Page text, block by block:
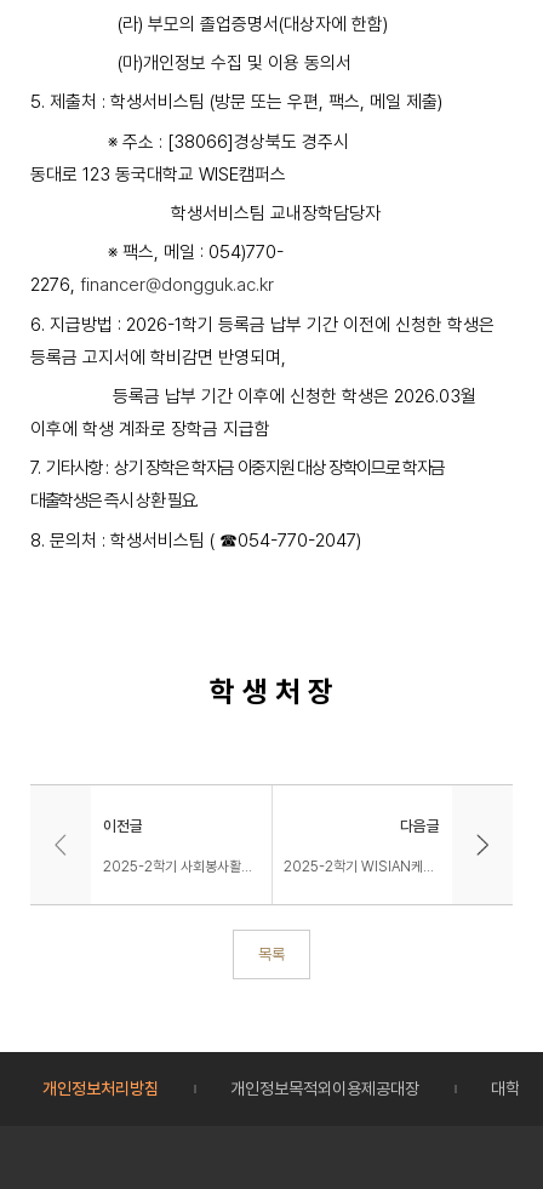
(라) 부모의 졸업증명서(대상자에 한함)
(마)개인정보 수집 및 이용 동의서
5. 제출처 : 학생서비스팀 (방문 또는 우편, 팩스, 메일 제출)
※ 주소 : [38066]경상북도 경주시
동대로 123 동국대학교 WISE캠퍼스
학생서비스팀 교내장학담당자
※ 팩스, 메일 : 054)770-
2276, financer@dongguk.ac.kr
6. 지급방법 : 2026-1학기 등록금 납부 기간 이전에 신청한 학생은
등록금 고지서에 학비감면 반영되며,
등록금 납부 기간 이후에 신청한 학생은 2026.03월
이후에 학생 계좌로 장학금 지급함
7. 기타사항:상기 장학은 학자금 이중지원 대상 장학이므로 학자금
대출학생은 즉시 상환 필요.
8. 문의처 : 학생서비스팀 ( ☎054-770-2047)
학 생 처 장
이전글
2025-2학기 사회봉사활동 1,2,3 교과목 이수자 학점인정 여부 안내
다음글
2025-2학기 WISIAN케어장학(국가장학Ⅱ유형 대응) 지급 안내
목록
개인정보처리방침 개인정보목적외이용제공대장 대학정